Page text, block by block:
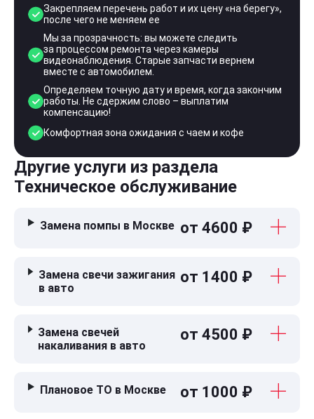
Закрепляем перечень работ и их цену «на берегу»,
после чего не меняем ее
Мы за прозрачность: вы можете следить
за процессом ремонта через камеры
видеонаблюдения. Старые запчасти вернем
вместе с автомобилем.
Определяем точную дату и время, когда закончим
работы. Не сдержим слово – выплатим
компенсацию!
Комфортная зона ожидания с чаем и кофе
Другие услуги из раздела
Техническое обслуживание
Замена помпы в Москве от 4600 ₽
Замена свечи зажигания
в авто
от 1400 ₽
Замена свечей
накаливания в авто
от 4500 ₽
Плановое ТО в Москве от 1000 ₽